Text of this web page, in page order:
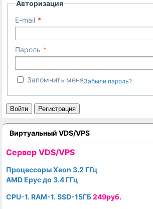
Авторизация
E-mail
Пароль
Запомнить меняЗабыли пароль?
Войти Регистрация
Виртуальный VDS/VPS
Cервер VDS/VPS
Процессоры Xeon 3.2 ГГц
AMD Epyc до 3.4 ГГц
CPU-1. RAM-1. SSD-15ГБ249руб.